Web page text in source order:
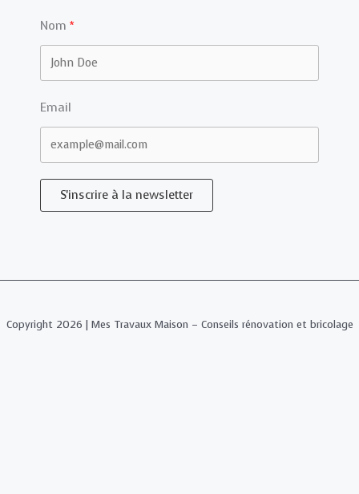
Nom
Email
S'inscrire à la newsletter
Copyright 2026 | Mes Travaux Maison – Conseils rénovation et bricolage